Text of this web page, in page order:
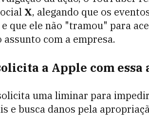
X, alegando que os
que ele não "tramou" para
com a empresa.
a Apple com essa
uma liminar para
e busca danos pela